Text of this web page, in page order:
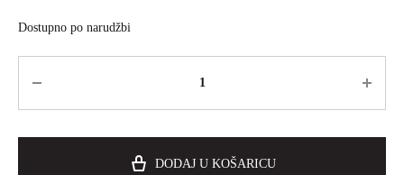
Dostupno po narudžbi
DODAJ U KOŠARICU